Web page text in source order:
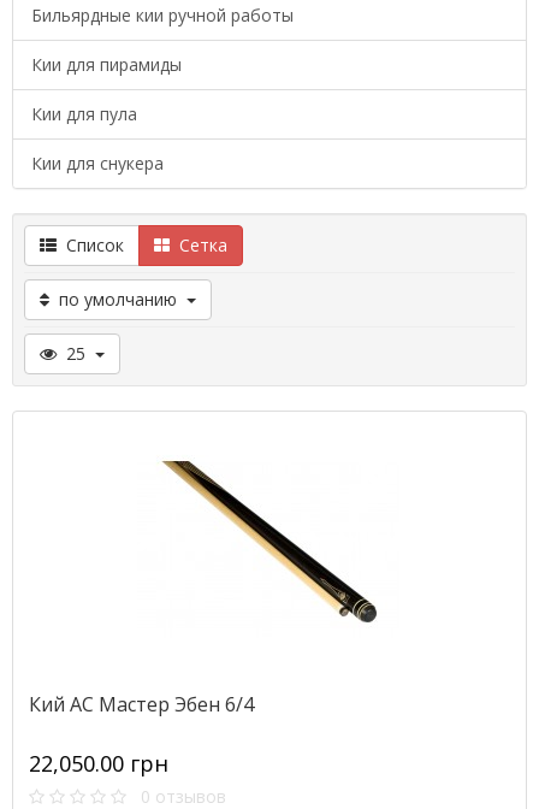
Бильярдные кии ручной работы
Кии для пирамиды
Кии для пула
Кии для снукера
Список Сетка
по умолчанию
25
Кий АС Мастер Эбен 6/4
22,050.00 грн
0 отзывов